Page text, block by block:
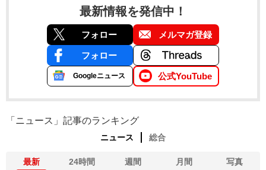
最新情報を発信中！
フォロー メルマガ登録
フォロー
Googleニュース 公式YouTube
「ニュース」記事のランキング
ニュース 総合
最新 24時間 週間 月間 写真